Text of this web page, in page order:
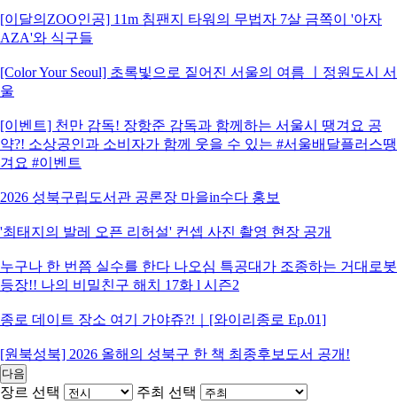
[이달의ZOO인공] 11m 침팬지 타워의 무법자 7살 금쪽이 '아자
AZA'와 식구들
[Color Your Seoul] 초록빛으로 짙어진 서울의 여름 ㅣ정원도시 서
울
[이벤트] 천만 감독! 장항준 감독과 함께하는 서울시 땡겨요 공
약?! 소상공인과 소비자가 함께 웃을 수 있는 #서울배달플러스땡
겨요 #이벤트
2026 성북구립도서관 공론장 마을in수다 홍보
'최태지의 발레 오픈 리허설' 컨셉 사진 촬영 현장 공개
누구나 한 번쯤 실수를 한다 나오심 특공대가 조종하는 거대로봇
등장!! 나의 비밀친구 해치 17화 l 시즌2
종로 데이트 장소 여기 가야쥬?!｜[와이리종로 Ep.01]
[원북성북] 2026 올해의 성북구 한 책 최종후보도서 공개!
다음
장르 선택 주최 선택